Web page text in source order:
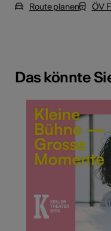
Route planen
ÖV
Das könnte